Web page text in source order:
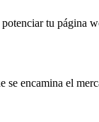
tu página
encamina el